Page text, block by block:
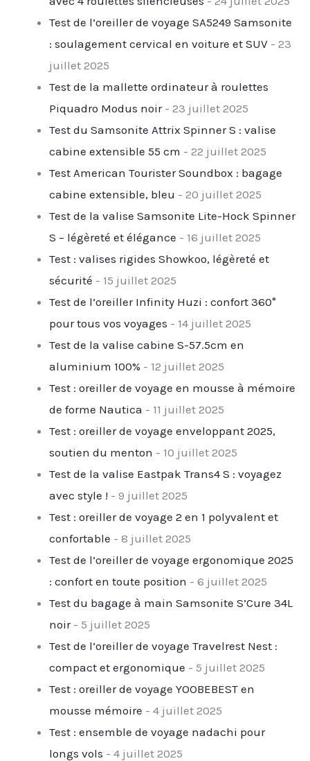
Test de l’oreiller de voyage SA5249 Samsonite
: soulagement cervical en voiture et SUV - 23
juillet 2025
Test de la mallette ordinateur à roulettes
Piquadro Modus noir- 23 juillet 2025
Test du Samsonite Attrix Spinner S : valise
cabine extensible 55 cm - 22 juillet 2025
Test American Tourister Soundbox : bagage
cabine extensible, bleu - 20 juillet 2025
Test de la valise Samsonite Lite-Hock Spinner
S – légèreté et élégance - 16 juillet 2025
Test : valises rigides Showkoo, légèreté et
sécurité - 15 juillet 2025
Test de l’oreiller Infinity Huzi : confort 360°
pour tous vos voyages - 14 juillet 2025
Test de la valise cabine S-57.5cm en
aluminium 100% - 12 juillet 2025
Test : oreiller de voyage en mousse à mémoire
de forme Nautica - 11 juillet 2025
Test : oreiller de voyage enveloppant 2025,
soutien du menton - 10 juillet 2025
Test de la valise Eastpak Trans4 S : voyagez
avec style ! - 9 juillet 2025
Test : oreiller de voyage 2 en 1 polyvalent et
confortable - 8 juillet 2025
Test de l’oreiller de voyage ergonomique 2025
: confort en toute position - 6 juillet 2025
Test du bagage à main Samsonite S’Cure 34L
noir- 5 juillet 2025
Test de l’oreiller de voyage Travelrest Nest :
compact et ergonomique - 5 juillet 2025
Test : oreiller de voyage YOOBEBEST en
mousse mémoire - 4 juillet 2025
Test : ensemble de voyage nadachi pour
longs vols - 4 juillet 2025